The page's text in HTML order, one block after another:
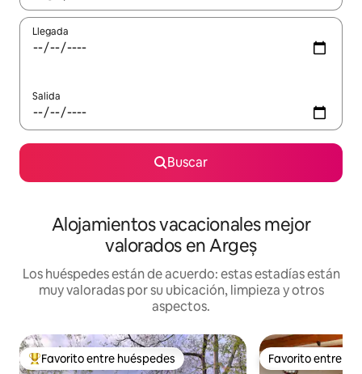
Llegada
Salida
Buscar
Alojamientos vacacionales mejor
valorados en Argeș
Los huéspedes están de acuerdo: estas estadías están
muy valoradas por su ubicación, limpieza y otros
aspectos.
Favorito entre huéspedes preferido
Favorito entre huéspedes Favorito entre
Favorito entre